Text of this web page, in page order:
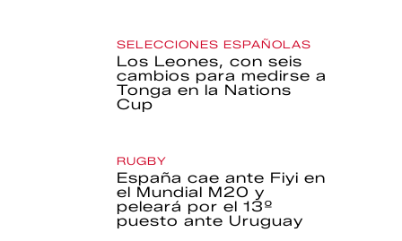
SELECCIONES ESPAÑOLAS
Los Leones, con seis
cambios para medirse a
Tonga en la Nations
Cup
RUGBY
España cae ante Fiyi en
el Mundial M20 y
peleará por el 13º
puesto ante Uruguay